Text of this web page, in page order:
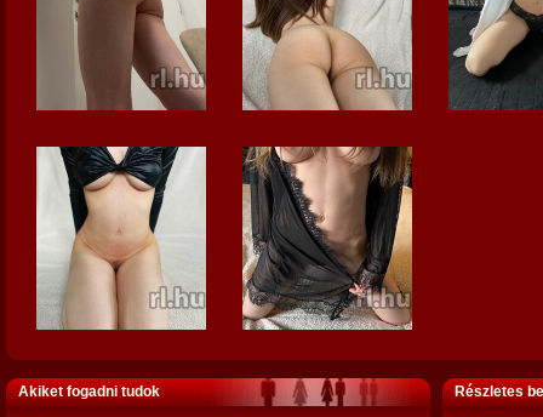
Akiket fogadni tudok Részletes